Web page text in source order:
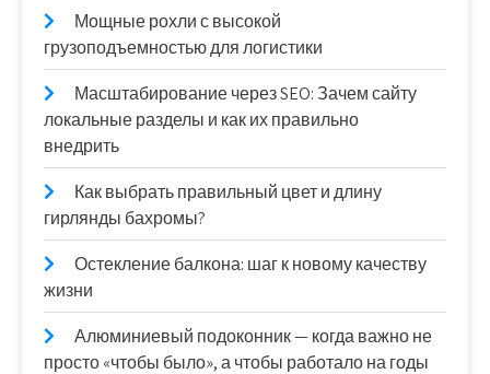
Мощные рохли с высокой
грузоподъемностью для логистики
Масштабирование через SEO: Зачем сайту
локальные разделы и как их правильно
внедрить
Как выбрать правильный цвет и длину
гирлянды бахромы?
Остекление балкона: шаг к новому качеству
жизни
Алюминиевый подоконник — когда важно не
просто «чтобы было», а чтобы работало на годы